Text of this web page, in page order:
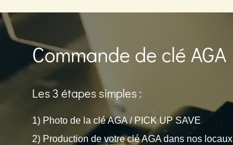
Commande de clé AGA
Les 3 étapes simples :
1) Photo de la clé AGA / PICK UP SAVE
2) Production de votre clé AGA dans nos locaux